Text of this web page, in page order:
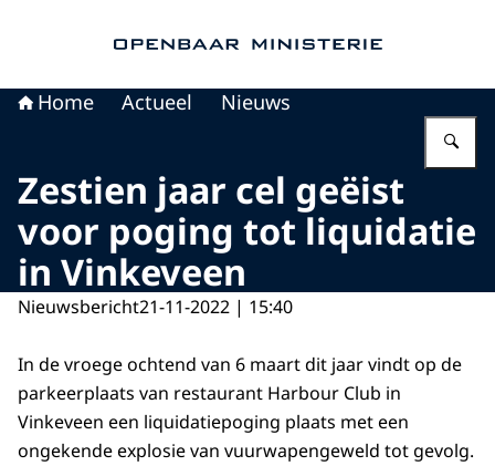
Home Actueel Nieuws
Zestien jaar cel geëist
voor poging tot liquidatie
in Vinkeveen
Nieuwsbericht21-11-2022 | 15:40
In de vroege ochtend van 6 maart dit jaar vindt op de
parkeerplaats van restaurant Harbour Club in
Vinkeveen een liquidatiepoging plaats met een
ongekende explosie van vuurwapengeweld tot gevolg.